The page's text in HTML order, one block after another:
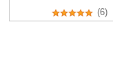
(6)